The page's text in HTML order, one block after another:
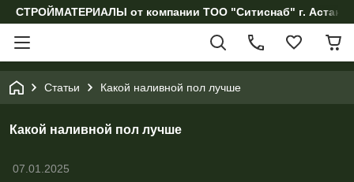
СТРОЙМАТЕРИАЛЫ от компании ТОО "Ситиснаб" г. Астана,
Статьи Какой наливной пол лучше
Какой наливной пол лучше
07.01.2025